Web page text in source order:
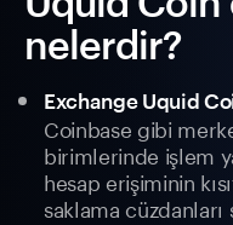
nelerdir?
Exchange Uquid
Coinbase gibi
birimlerinde işlem
hesap erişiminin
saklama cüzdanları